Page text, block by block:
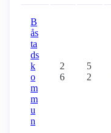
B
ås
ta
ds
k
o
m
m
u
n
2
6
5
2